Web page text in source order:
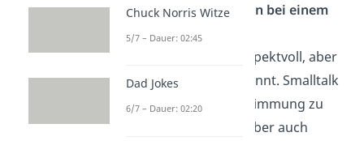
Richtiges Verhalten bei einem
Date:
Sei höflich und respektvoll, aber
gleichzeitig entspannt. Smalltalk
kann helfen, die Stimmung zu
lockern. Versuch aber auch
Chuck Norris Witze
5/7 – Dauer: 02:45
Dad Jokes
6/7 – Dauer: 02:20